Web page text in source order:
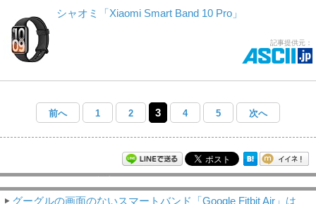
シャオミ「Xiaomi Smart Band 10 Pro」
記事提供元：
前へ 1 2 3 4 5 次へ
グーグルの画面のないスマートバンド「Google Fitbit Air」は